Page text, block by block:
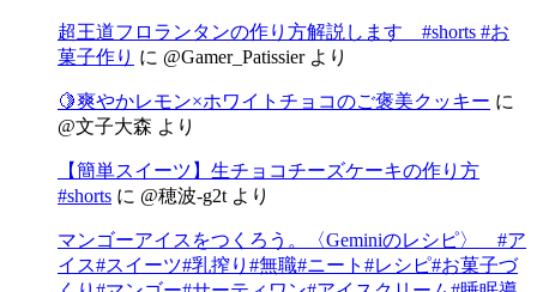
超王道フロランタンの作り方解説します #shorts #お
菓子作り に @Gamer_Patissierより
🍋爽やかレモン×ホワイトチョコのご褒美クッキー に
@文子大森 より
【簡単スイーツ】生チョコチーズケーキの作り方
#shorts に @穂波-g2t より
マンゴーアイスをつくろう。〈Geminiのレシピ〉 #ア
イス#スイーツ#乳搾り#無職#ニート#レシピ#お菓子づ